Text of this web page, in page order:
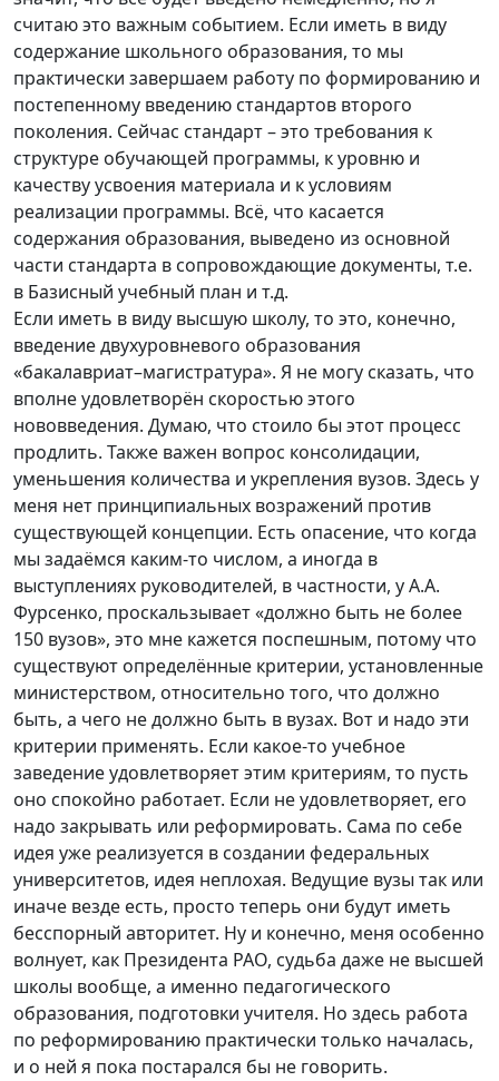
считаю это важным событием. Если иметь в виду
содержание школьного образования, то мы
практически завершаем работу по формированию и
постепенному введению стандартов второго
поколения. Сейчас стандарт – это требования к
структуре обучающей программы, к уровню и
качеству усвоения материала и к условиям
реализации программы. Всё, что касается
содержания образования, выведено из основной
части стандарта в сопровождающие документы, т.е.
в Базисный учебный план и т.д.
Если иметь в виду высшую школу, то это, конечно,
введение двухуровневого образования
«бакалавриат–магистратура». Я не могу сказать, что
вполне удовлетворён скоростью этого
нововведения. Думаю, что стоило бы этот процесс
продлить. Также важен вопрос консолидации,
уменьшения количества и укрепления вузов. Здесь у
меня нет принципиальных возражений против
существующей концепции. Есть опасение, что когда
мы задаёмся каким-то числом, а иногда в
выступлениях руководителей, в частности, у А.А.
Фурсенко, проскальзывает «должно быть не более
150 вузов», это мне кажется поспешным, потому что
существуют определённые критерии, установленные
министерством, относительно того, что должно
быть, а чего не должно быть в вузах. Вот и надо эти
критерии применять. Если какое-то учебное
заведение удовлетворяет этим критериям, то пусть
оно спокойно работает. Если не удовлетворяет, его
надо закрывать или реформировать. Сама по себе
идея уже реализуется в создании федеральных
университетов, идея неплохая. Ведущие вузы так или
иначе везде есть, просто теперь они будут иметь
бесспорный авторитет. Ну и конечно, меня особенно
волнует, как Президента РАО, судьба даже не высшей
школы вообще, а именно педагогического
образования, подготовки учителя. Но здесь работа
по реформированию практически только началась,
и о ней я пока постарался бы не говорить.